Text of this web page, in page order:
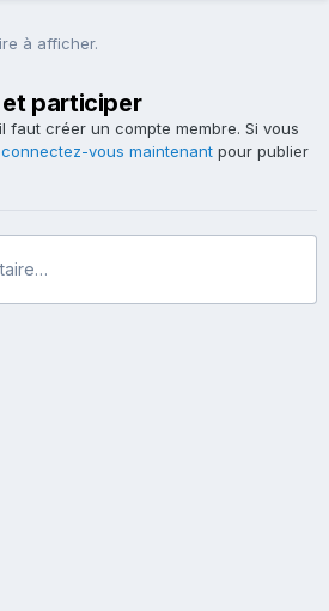
à afficher.
et participer
faut créer un compte membre. Si vous
connectez-vous maintenant pour publier